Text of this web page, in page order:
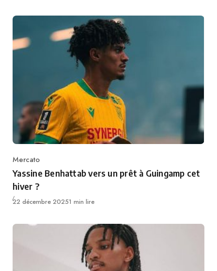
Category
Mercato
Yassine Benhattab vers un prêt à Guingamp cet
hiver ?
Publié
22 décembre 20251 min lire